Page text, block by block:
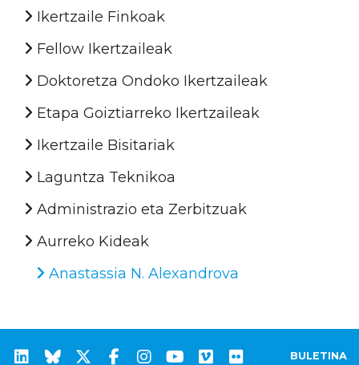
Ikertzaile Finkoak
Fellow Ikertzaileak
Doktoretza Ondoko Ikertzaileak
Etapa Goiztiarreko Ikertzaileak
Ikertzaile Bisitariak
Laguntza Teknikoa
Administrazio eta Zerbitzuak
Aurreko Kideak
Anastassia N. Alexandrova
BULETINA